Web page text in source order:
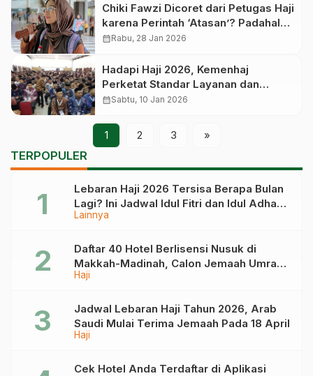
Chiki Fawzi Dicoret dari Petugas Haji
karena Perintah ‘Atasan’? Padahal
Sudah Ikut Bimtek
calendar_monthRabu, 28 Jan 2026
Hadapi Haji 2026, Kemenhaj
Perketat Standar Layanan dan
Disiplin Petugas di Arab Saudi
calendar_monthSabtu, 10 Jan 2026
1 2 3 »
TERPOPULER
Lainnya
Lebaran Haji 2026 Tersisa Berapa Bulan
Lagi? Ini Jadwal Idul Fitri dan Idul Adha
Tahun Depan
Haji
Daftar 40 Hotel Berlisensi Nusuk di
Makkah-Madinah, Calon Jemaah Umrah
Cek di Sini
Haji
Jadwal Lebaran Haji Tahun 2026, Arab
Saudi Mulai Terima Jemaah Pada 18 April
Cek Hotel Anda Terdaftar di Aplikasi